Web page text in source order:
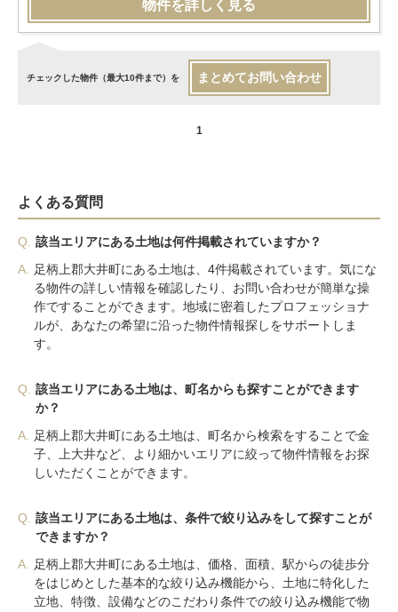
物件を詳しく見る
チェックした物件（最大10件まで）を まとめてお問い合わせ
1
よくある質問
Q.
該当エリアにある土地は何件掲載されていますか？
A.
足柄上郡大井町にある土地は、4件掲載されています。気にな
る物件の詳しい情報を確認したり、お問い合わせが簡単な操
作ですることができます。地域に密着したプロフェッショナ
ルが、あなたの希望に沿った物件情報探しをサポートしま
す。
Q.
該当エリアにある土地は、町名からも探すことができます
か？
A.
足柄上郡大井町にある土地は、町名から検索をすることで金
子、上大井など、より細かいエリアに絞って物件情報をお探
しいただくことができます。
Q.
該当エリアにある土地は、条件で絞り込みをして探すことが
できますか？
A.
足柄上郡大井町にある土地は、価格、面積、駅からの徒歩分
をはじめとした基本的な絞り込み機能から、土地に特化した
立地、特徴、設備などのこだわり条件での絞り込み機能で物